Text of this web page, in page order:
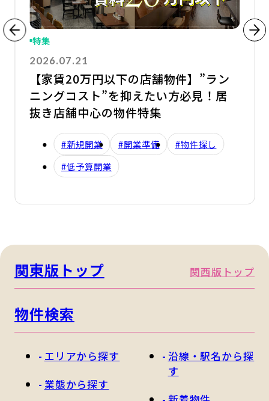
特集
2026.07.21
【家賃20万円以下の店舗物件】”ラン
ニングコスト”を抑えたい方必見！居
抜き店舗中心の物件特集
#新規開業 #開業準備
#物件探し
#低予算開業
関東版トップ 関西版トップ
物件検索
エリアから探す
業態から探す
沿線・駅名から探
す